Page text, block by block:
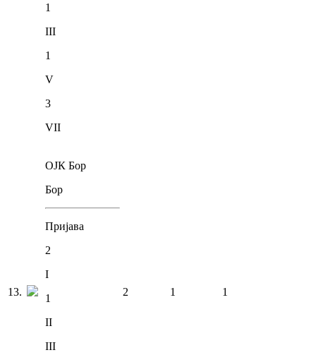
1
III
1
V
3
VII
13.
ОЈК Бор
Бор
Пријава
2
I
1
II
III
2 1 1